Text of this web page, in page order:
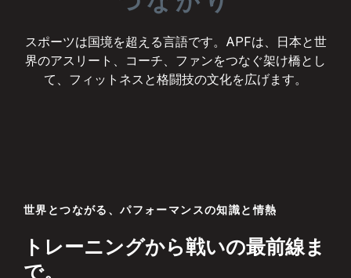
スポーツは国境を超える言語です。APFは、日本と世
界のアスリート、コーチ、ファンをつなぐ架け橋とし
て、フィットネスと格闘技の文化を広げます。
世界とつながる、パフォーマンスの知識と情熱
トレーニングから戦いの最前線ま
で。